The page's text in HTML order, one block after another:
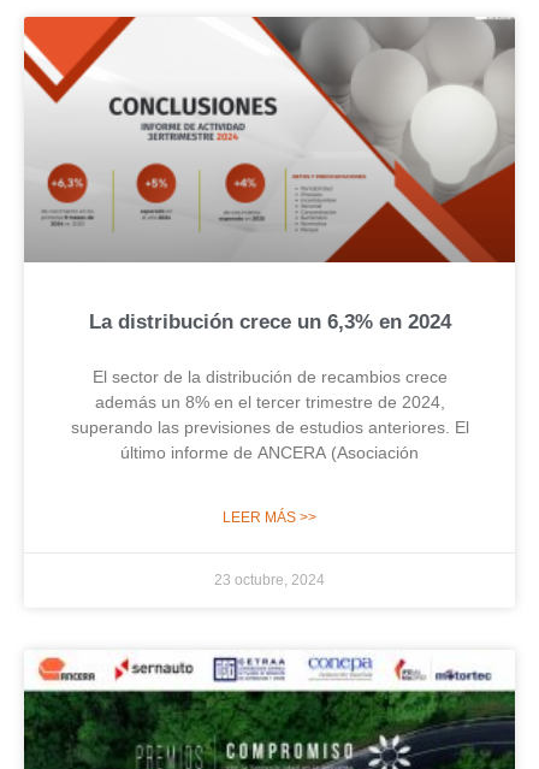
La distribución crece un 6,3% en 2024
El sector de la distribución de recambios crece
además un 8% en el tercer trimestre de 2024,
superando las previsiones de estudios anteriores. El
último informe de ANCERA (Asociación
LEER MÁS >>
23 octubre, 2024